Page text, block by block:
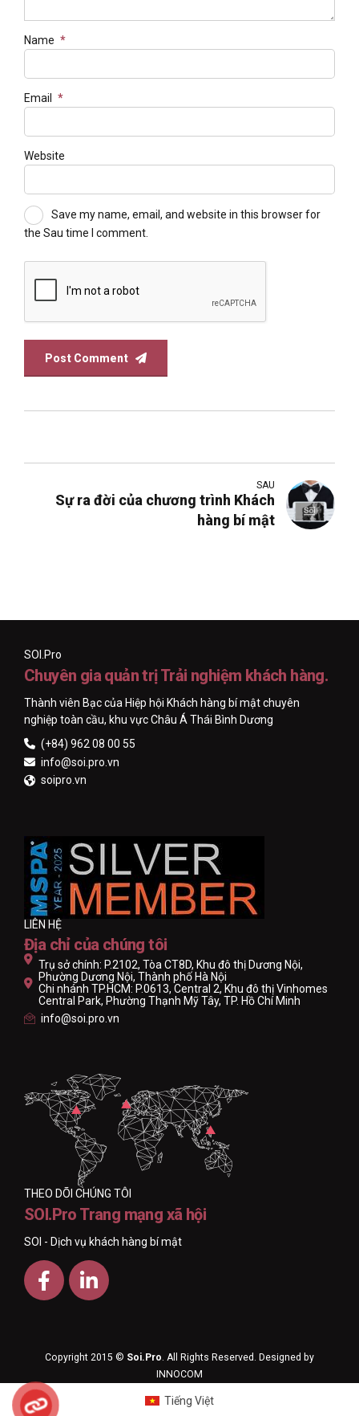
Name *
Email *
Website
Save my name, email, and website in this browser for
the Sau time I comment.
Post Comment
SAU
Sự ra đời của chương trình Khách
hàng bí mật
SOI.Pro
Chuyên gia quản trị Trải nghiệm khách hàng.
Thành viên Bạc của Hiệp hội Khách hàng bí mật chuyên
nghiệp toàn cầu, khu vực Châu Á Thái Bình Dương
(+84) 962 08 00 55
info@soi.pro.vn
soipro.vn
LIÊN HỆ
Địa chỉ của chúng tôi
Trụ sở chính: P.2102, Tòa CT8D, Khu đô thị Dương Nội,
Phường Dương Nội, Thành phố Hà Nội
Chi nhánh TP.HCM: P.0613, Central 2, Khu đô thị Vinhomes
Central Park, Phường Thạnh Mỹ Tây, TP. Hồ Chí Minh
info@soi.pro.vn
THEO DÕI CHÚNG TÔI
SOI.Pro Trang mạng xã hội
SOI - Dịch vụ khách hàng bí mật
Copyright 2015 © Soi.Pro. All Rights Reserved. Designed by
INNOCOM
Tiếng Việt